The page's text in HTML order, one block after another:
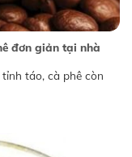
đơn giản tại nhà
táo, cà phê còn